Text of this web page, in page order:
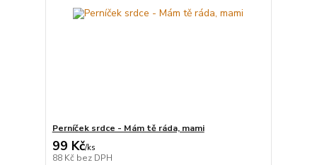
Perníček srdce - Mám tě ráda, mami
99 Kč/ks
88 Kč bez DPH